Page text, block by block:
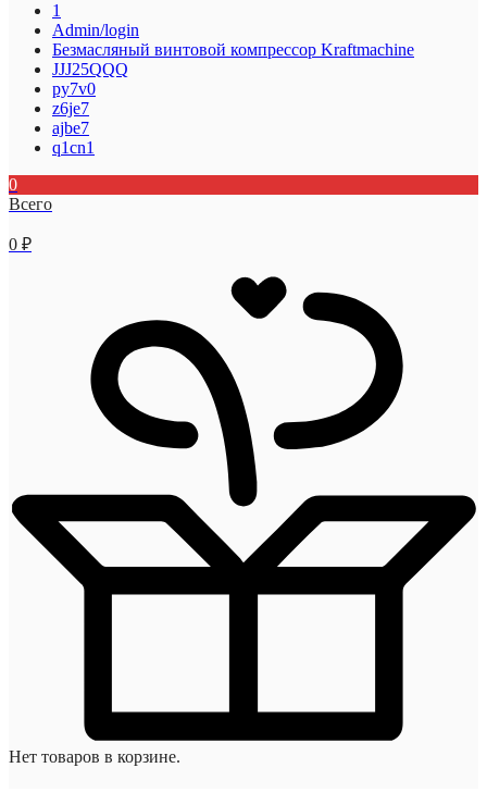
1
Admin/login
Безмасляный винтовой компрессор Kraftmaсhine
JJJ25QQQ
py7v0
z6je7
ajbe7
q1cn1
0
Всего
0 ₽
Нет товаров в корзине.